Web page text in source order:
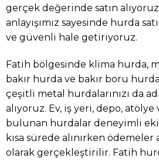
gerçek değerinde satın
anlayışımız sayesinde hurda
ve güvenli hale getiriyoruz.
Fatih bölgesinde klima hurda,
bakır hurda ve bakır boru
çeşitli metal hurdalarınızı da
alıyoruz. Ev, iş yeri, depo, atölye
bulunan hurdalar deneyimli
kısa sürede alınırken ödemeler
olarak gerçekleştirilir. Fatih